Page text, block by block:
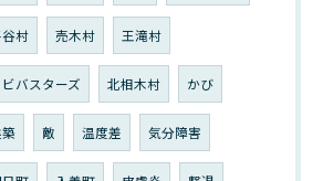
村 売木村 王滝村
ビバスターズ 北相木村 かび
敵 温度差 気分障害